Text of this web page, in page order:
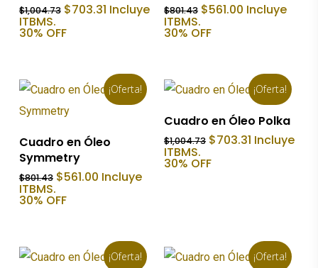
$1,004.73 El
original
$703.31El
precio
Incluye
ITBMS.
30% OFF
$801.43 El
original
$561.00 El
precio
Incluye
ITBMS.
30% OFF
¡Oferta!
Añadir Al Carrito
Cuadro en Óleo
Symmetry
$801.43 El
precio
original
$561.00El
precio
Incluye
ITBMS.
30% OFF
¡Oferta!
Añadir Al Carrito
Cuadro en Óleo Polka
$1,004.73 El
original
$703.31 El
precio
Incluye
ITBMS.
30% OFF
¡Oferta! ¡Oferta!